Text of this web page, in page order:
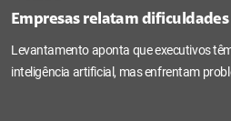
Empresas relatam
Levantamento aponta que executivos
inteligência artificial, mas enfrentam